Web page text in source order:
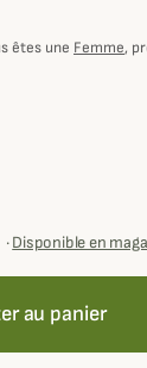
êtes une Femme,
·Disponible en
au panier